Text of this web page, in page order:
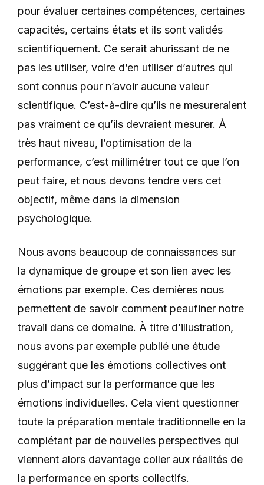
pour évaluer certaines compétences, certaines
capacités, certains états et ils sont validés
scientifiquement. Ce serait ahurissant de ne
pas les utiliser, voire d’en utiliser d’autres qui
sont connus pour n’avoir aucune valeur
scientifique. C’est-à-dire qu’ils ne mesureraient
pas vraiment ce qu’ils devraient mesurer. À
très haut niveau, l’optimisation de la
performance, c’est millimétrer tout ce que l’on
peut faire, et nous devons tendre vers cet
objectif, même dans la dimension
psychologique.
Nous avons beaucoup de connaissances sur
la dynamique de groupe et son lien avec les
émotions par exemple. Ces dernières nous
permettent de savoir comment peaufiner notre
travail dans ce domaine. À titre d’illustration,
nous avons par exemple publié une étude
suggérant que les émotions collectives ont
plus d’impact sur la performance que les
émotions individuelles. Cela vient questionner
toute la préparation mentale traditionnelle en la
complétant par de nouvelles perspectives qui
viennent alors davantage coller aux réalités de
la performance en sports collectifs.